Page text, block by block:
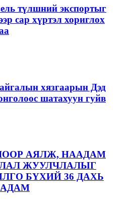
түлшний экспортыг
сар хүртэл хориглох
хязгаарын Дэд
шатахуун гуйв
АЯЛЖ, НААДАМ
ЖУУЛЧЛАЛЫГ
БҮХИЙ 36 ДАХЬ